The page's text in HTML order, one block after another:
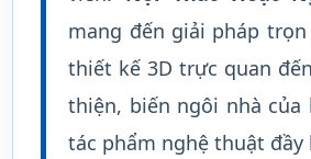
mang đến giải pháp
thiết kế 3D trực quan
thiện, biến ngôi nhà của
tác phẩm nghệ thuật đầy